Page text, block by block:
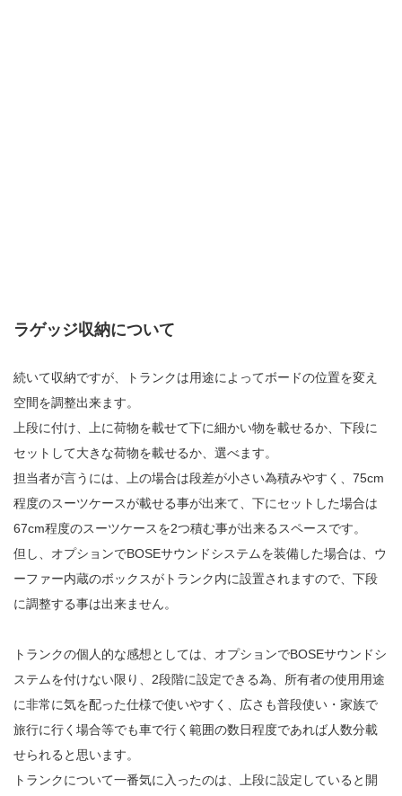
ラゲッジ収納について
続いて収納ですが、トランクは用途によってボードの位置を変え
空間を調整出来ます。
上段に付け、上に荷物を載せて下に細かい物を載せるか、下段に
セットして大きな荷物を載せるか、選べます。
担当者が言うには、上の場合は段差が小さい為積みやすく、75cm
程度のスーツケースが載せる事が出来て、下にセットした場合は
67cm程度のスーツケースを2つ積む事が出来るスペースです。
但し、オプションでBOSEサウンドシステムを装備した場合は、ウ
ーファー内蔵のボックスがトランク内に設置されますので、下段
に調整する事は出来ません。
トランクの個人的な感想としては、オプションでBOSEサウンドシ
ステムを付けない限り、2段階に設定できる為、所有者の使用用途
に非常に気を配った仕様で使いやすく、広さも普段使い・家族で
旅行に行く場合等でも車で行く範囲の数日程度であれば人数分載
せられると思います。
トランクについて一番気に入ったのは、上段に設定していると開